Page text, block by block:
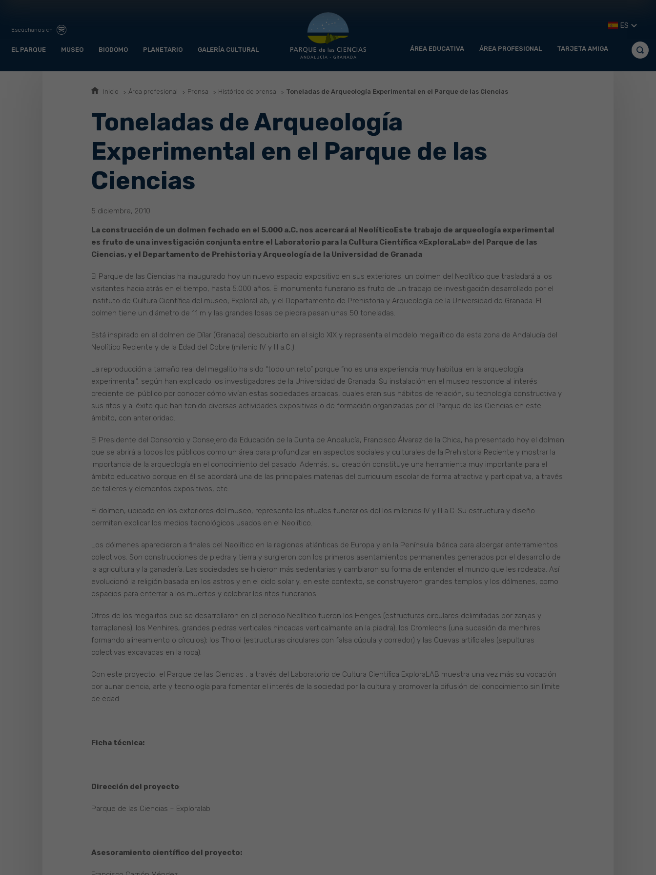
Escúchanos en
EL PARQUE MUSEO BIODOMO PLANETARIO GALERÍA CULTURAL ÁREA EDUCATIVA ÁREA PROFESIONAL TARJETA AMIGA
ES
Inicio Área profesional Prensa Histórico de prensa Toneladas de Arqueología Experimental en el Parque de las Ciencias
Toneladas de Arqueología
Experimental en el Parque de las
Ciencias
5 diciembre, 2010
La construcción de un dolmen fechado en el 5.000 a.C. nos acercará al NeolíticoEste trabajo de arqueología experimental
es fruto de una investigación conjunta entre el Laboratorio para la Cultura Científica «ExploraLab» del Parque de las
Ciencias, y el Departamento de Prehistoria y Arqueología de la Universidad de Granada
El Parque de las Ciencias ha inaugurado hoy un nuevo espacio expositivo en sus exteriores: un dolmen del Neolítico que trasladará a los
visitantes hacia atrás en el tiempo, hasta 5.000 años. El monumento funerario es fruto de un trabajo de investigación desarrollado por el
Instituto de Cultura Científica del museo, ExploraLab, y el Departamento de Prehistoria y Arqueología de la Universidad de Granada. El
dolmen tiene un diámetro de 11 m y las grandes losas de piedra pesan unas 50 toneladas.
Está inspirado en el dolmen de Dílar (Granada) descubierto en el siglo XIX y representa el modelo megalítico de esta zona de Andalucía del
Neolítico Reciente y de la Edad del Cobre (milenio IV y III a.C.).
La reproducción a tamaño real del megalito ha sido “todo un reto” porque “no es una experiencia muy habitual en la arqueología
experimental”, según han explicado los investigadores de la Universidad de Granada. Su instalación en el museo responde al interés
creciente del público por conocer cómo vivían estas sociedades arcaicas, cuales eran sus hábitos de relación, su tecnología constructiva y
sus ritos y al éxito que han tenido diversas actividades expositivas o de formación organizadas por el Parque de las Ciencias en este
ámbito, con anterioridad.
El Presidente del Consorcio y Consejero de Educación de la Junta de Andalucía, Francisco Álvarez de la Chica, ha presentado hoy el dolmen
que se abrirá a todos los públicos como un área para profundizar en aspectos sociales y culturales de la Prehistoria Reciente y mostrar la
importancia de la arqueología en el conocimiento del pasado. Además, su creación constituye una herramienta muy importante para el
ámbito educativo porque en él se abordará una de las principales materias del curriculum escolar de forma atractiva y participativa, a través
de talleres y elementos expositivos, etc.
El dolmen, ubicado en los exteriores del museo, representa los rituales funerarios del los milenios IV y III a.C. Su estructura y diseño
permiten explicar los medios tecnológicos usados en el Neolítico.
Los dólmenes aparecieron a finales del Neolítico en la regiones atlánticas de Europa y en la Península Ibérica para albergar enterramientos
colectivos. Son construcciones de piedra y tierra y surgieron con los primeros asentamientos permanentes generados por el desarrollo de
la agricultura y la ganadería. Las sociedades se hicieron más sedentarias y cambiaron su forma de entender el mundo que les rodeaba. Así
evolucionó la religión basada en los astros y en el ciclo solar y, en este contexto, se construyeron grandes templos y los dólmenes, como
espacios para enterrar a los muertos y celebrar los ritos funerarios.
Otros de los megalitos que se desarrollaron en el periodo Neolítico fueron los Henges (estructuras circulares delimitadas por zanjas y
terraplenes); los Menhires, grandes piedras verticales hincadas verticalmente en la piedra); los Cromlechs (una sucesión de menhires
formando alineamiento o círculos); los Tholoi (estructuras circulares con falsa cúpula y corredor) y las Cuevas artificiales (sepulturas
colectivas excavadas en la roca).
Con este proyecto, el Parque de las Ciencias , a través del Laboratorio de Cultura Científica ExploraLAB muestra una vez más su vocación
por aunar ciencia, arte y tecnología para fomentar el interés de la sociedad por la cultura y promover la difusión del conocimiento sin límite
de edad.
Ficha técnica:
Dirección del proyecto:
Parque de las Ciencias – Exploralab
Asesoramiento científico del proyecto: